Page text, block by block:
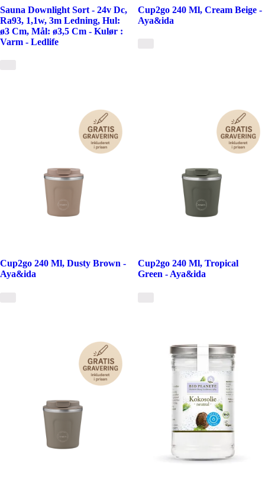
Sauna Downlight Sort - 24v Dc,
Ra93, 1,1w, 3m Ledning, Hul:
ø3 Cm, Mål: ø3,5 Cm - Kulør :
Varm - Ledlife
Cup2go 240 Ml, Cream Beige -
Aya&ida
Cup2go 240 Ml, Dusty Brown -
Aya&ida
Cup2go 240 Ml, Tropical
Green - Aya&ida